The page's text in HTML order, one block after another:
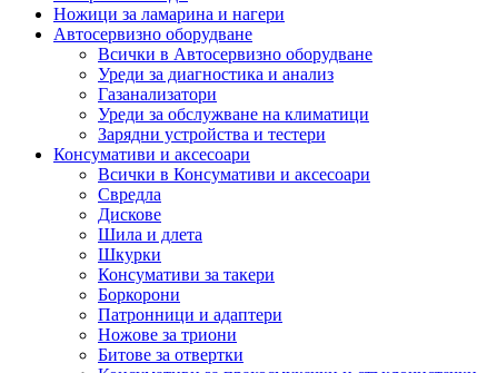
Ножици за ламарина и нагери
Автосервизно оборудване
Всички в Автосервизно оборудване
Уреди за диагностика и анализ
Газанализатори
Уреди за обслужване на климатици
Зарядни устройства и тестери
Консумативи и аксесоари
Всички в Консумативи и аксесоари
Свредла
Дискове
Шила и длета
Шкурки
Консумативи за такери
Боркорони
Патронници и адаптери
Ножове за триони
Битове за отвертки